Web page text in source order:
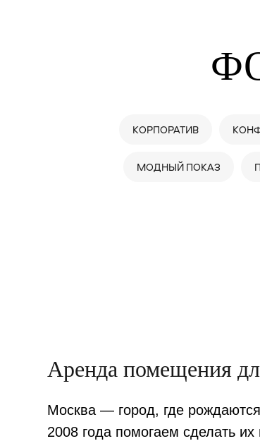
КОРПОРАТИВ
МОДНЫЙ ПОКАЗ
Аренда помещения
Москва — город, где
2008 года помогаем сделать